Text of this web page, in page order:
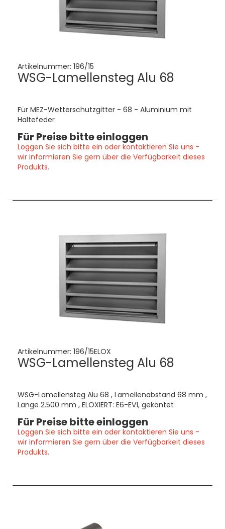
Artikelnummer: 196/15
WSG-Lamellensteg Alu 68
Für MEZ-Wetterschutzgitter - 68 - Aluminium mit
Haltefeder
Für Preise bitte einloggen
Loggen Sie sich bitte ein oder kontaktieren Sie uns -
wir informieren Sie gern über die Verfügbarkeit dieses
Produkts.
Artikelnummer: 196/15ELOX
WSG-Lamellensteg Alu 68
WSG-Lamellensteg Alu 68 , Lamellenabstand 68 mm ,
Länge 2.500 mm , ELOXIERT: E6-EV1, gekantet
Für Preise bitte einloggen
Loggen Sie sich bitte ein oder kontaktieren Sie uns -
wir informieren Sie gern über die Verfügbarkeit dieses
Produkts.